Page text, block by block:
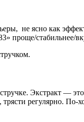
не ясно как
проще/стабильнее/
Экстракт —
регулярно.